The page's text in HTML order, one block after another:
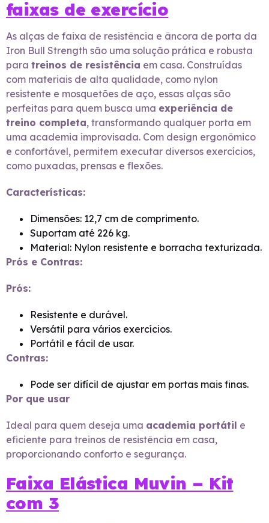
faixas de exercício
As alças de faixa de resistência e âncora de porta da
Iron Bull Strength são uma solução prática e robusta
para treinos de resistência em casa. Construídas
com materiais de alta qualidade, como nylon
resistente e mosquetões de aço, essas alças são
perfeitas para quem busca uma experiência de
treino completa, transformando qualquer porta em
uma academia improvisada. Com design ergonômico
e confortável, permitem executar diversos exercícios,
como puxadas, prensas e flexões.
Características:
Dimensões: 12,7 cm de comprimento.
Suportam até 226 kg.
Material: Nylon resistente e borracha texturizada.
Prós e Contras:
Prós:
Resistente e durável.
Versátil para vários exercícios.
Portátil e fácil de usar.
Contras:
Pode ser difícil de ajustar em portas mais finas.
Por que usar
Ideal para quem deseja uma academia portátil e
eficiente para treinos de resistência em casa,
proporcionando conforto e segurança.
Faixa Elástica Muvin – Kit
com 3